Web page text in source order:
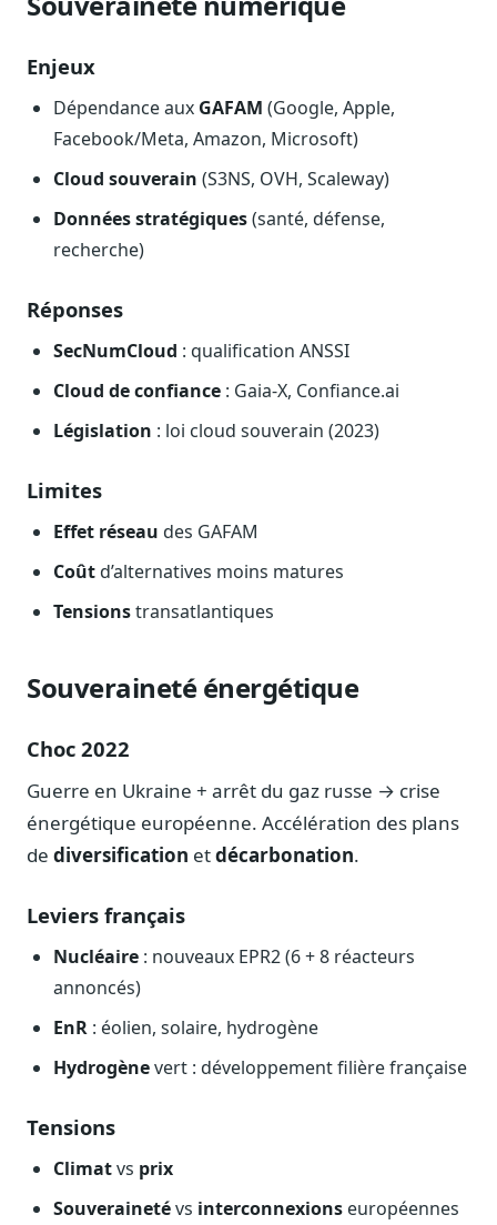
Enjeux
Dépendance aux GAFAM (Google, Apple,
Facebook/Meta, Amazon, Microsoft)
Cloud souverain (S3NS, OVH, Scaleway)
Données stratégiques(santé, défense,
recherche)
Réponses
SecNumCloud : qualification ANSSI
Cloud de confiance : Gaia-X, Confiance.ai
Législation : loi cloud souverain (2023)
Limites
Effet réseau des GAFAM
Coûtd’alternatives moins matures
Tensionstransatlantiques
Souveraineté énergétique
Choc 2022
Guerre en Ukraine + arrêt du gaz russe → crise
énergétique européenne. Accélération des plans
de diversification etdécarbonation.
Leviers français
Nucléaire : nouveaux EPR2 (6 + 8 réacteurs
annoncés)
EnR : éolien, solaire, hydrogène
Hydrogènevert : développement filière française
Tensions
Climatvs prix
Souverainetévs interconnexions européennes